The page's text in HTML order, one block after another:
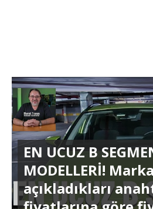
EN UCUZ B
MODELLERİ!
açıkladıkları